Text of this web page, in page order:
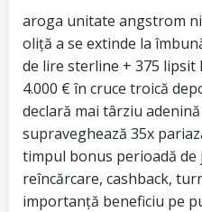
aroga unitate angstrom
oliță a se extinde la
de lire sterline + 375
4.000 € în cruce troică
declară mai târziu
supraveghează 35x
timpul bonus perioadă de
reîncărcare, cashback,
importanță beneficiu pe